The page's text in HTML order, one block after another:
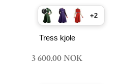
+2
Tress kjole
3 600.00 NOK